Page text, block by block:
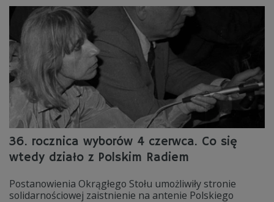
36. rocznica wyborów 4 czerwca. Co się
wtedy działo z Polskim Radiem
Postanowienia Okrągłego Stołu umożliwiły stronie
solidarnościowej zaistnienie na antenie Polskiego